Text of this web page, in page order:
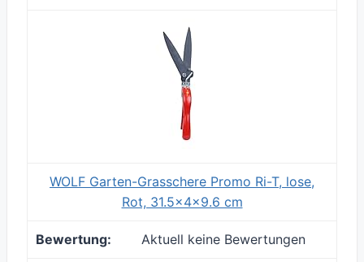
WOLF Garten-Grasschere Promo Ri-T, lose,
Rot, 31.5x4x9.6 cm
Aktuell keine Bewertungen